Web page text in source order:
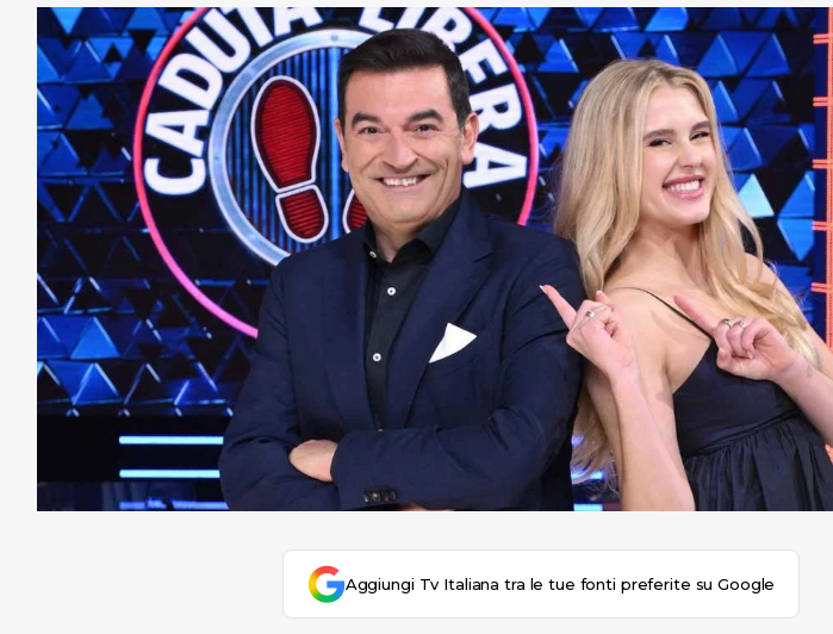
Aggiungi Tv Italiana tra le tue fonti preferite su Google